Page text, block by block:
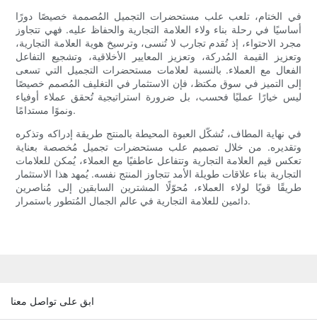
في الختام، تلعب علب مستحضرات التجميل المُصممة خصيصًا دورًا
أساسيًا في رحلة بناء ولاء العلامة التجارية والحفاظ عليه. فهي تتجاوز
مجرد الاحتواء، إذ تُقدم تجارب لا تُنسى، وترسيخ هوية العلامة التجارية،
وتعزيز القيمة المُدركة، وتعزيز المعايير الأخلاقية، وتشجيع التفاعل
الفعال مع العملاء. بالنسبة لعلامات مستحضرات التجميل التي تسعى
إلى التميز في سوق مكتظ، فإن الاستثمار في التغليف المُصمم خصيصًا
ليس خيارًا عمليًا فحسب، بل ضرورة استراتيجية تُحقق عملاء أوفياء
ونموًا مستدامًا.
في نهاية المطاف، تُشكّل العبوة المحيطة بالمنتج طريقة إدراكه وتذكره
وتقديره. من خلال تصميم علب مستحضرات تجميل مُخصصة بعناية
تعكس قيم العلامة التجارية وتتفاعل عاطفيًا مع العملاء، يُمكن للعلامات
التجارية بناء علاقات طويلة الأمد تتجاوز المنتج نفسه. يُمهد هذا الاستثمار
طريقًا قويًا لولاء العملاء، مُحوّلًا المشترين السابقين إلى مُناصرين
دائمين للعلامة التجارية في عالم الجمال المُتطور باستمرار.
ابق على تواصل معنا